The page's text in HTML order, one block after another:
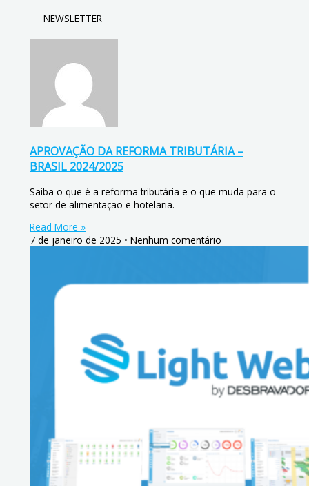
NEWSLETTER
APROVAÇÃO DA REFORMA TRIBUTÁRIA –
BRASIL 2024/2025
Saiba o que é a reforma tributária e o que muda para o
setor de alimentação e hotelaria.
Read More »
7 de janeiro de 2025
Nenhum comentário